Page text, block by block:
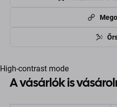
High-contrast mode
A vásárlók is